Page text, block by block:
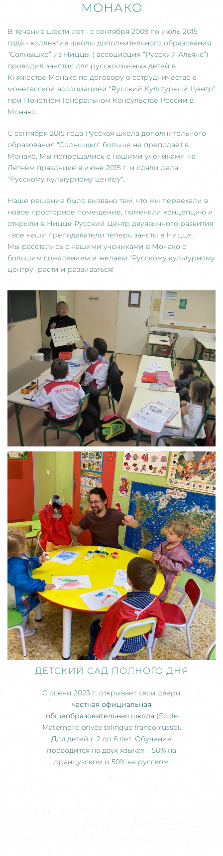
МОНАКО
В течение шести лет - с сентября 2009 по июль 2015
года - коллектив школы дополнительного образования
“Солнышко” из Ниццы ( ассоциация “Русский Альянс”)
проводил занятия для русскоязычных детей в
Княжестве Монако по договору о сотрудничестве с
монегасской ассоциацией “Русский Культурный Центр”
при Почётном Генеральном Консульстве России в
Монако.
С сентября 2015 года Русская школа дополнительного
образования "Солнышко" больше не преподаёт в
Монако. Мы попрощались с нашими учениками на
Летнем празднике в июне 2015 г. и сдали дела
"Русскому культурному центру".
Наше решение было вызвано тем, что мы переехали в
новое просторное помещение, поменяли концепцию и
открыли в Ницце Русский Центр двуязычного развития
- все наши преподаватели теперь заняты в Ницце.
Мы расстались с нашими учениками в Монако с
большим сожалением и желаем "Русскому культурному
центру" расти и развиваться!
ДЕТСКИЙ САД ПОЛНОГО ДНЯ
С осени 2023 г. открывает свои двери
частная официальная
общеобразовательная школа (Ecole
Maternelle privée bilingue franco-russe).
Для детей с 2 до 6 лет. Обучение
проводится на двух языках – 50% на
французском и 50% на русском.